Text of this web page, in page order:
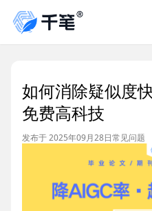
如何消除疑似度
免费高科技
发布于 2025年09月28日常见问题